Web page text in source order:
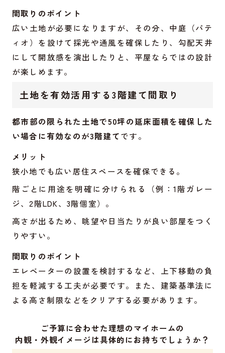
間取りのポイント
広い土地が必要になりますが、その分、中庭（パテ
ィオ）を設けて採光や通風を確保したり、勾配天井
にして開放感を演出したりと、平屋ならではの設計
が楽しめます。
土地を有効活用する3階建て間取り
都市部の限られた土地で50坪の延床面積を確保した
い場合に有効なのが3階建てです。
メリット
狭小地でも広い居住スペースを確保できる。
階ごとに用途を明確に分けられる（例：1階ガレー
ジ、2階LDK、3階個室）。
高さが出るため、眺望や日当たりが良い部屋をつく
りやすい。
間取りのポイント
エレベーターの設置を検討するなど、上下移動の負
担を軽減する工夫が必要です。また、建築基準法に
よる高さ制限などをクリアする必要があります。
ご予算に合わせた理想のマイホームの
内観・外観イメージは具体的にお持ちでしょうか？